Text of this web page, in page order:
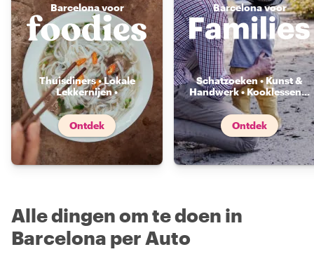
Barcelona voor
Thuisdiners • Lokale
Lekkernijen •
Voedselmarkten...
Ontdek
Barcelona voor
Schatzoeken • Kunst &
Handwerk • Kooklessen...
Ontdek
Alle dingen om te doen in
Barcelona per Auto